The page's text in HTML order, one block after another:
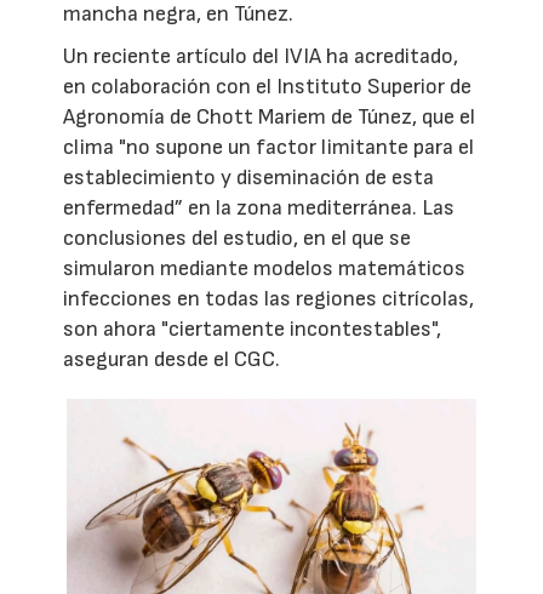
mancha negra, en Túnez.
Un reciente artículo del IVIA ha acreditado,
en colaboración con el Instituto Superior de
Agronomía de Chott Mariem de Túnez, que el
clima "no supone un factor limitante para el
establecimiento y diseminación de esta
enfermedad” en la zona mediterránea. Las
conclusiones del estudio, en el que se
simularon mediante modelos matemáticos
infecciones en todas las regiones citrícolas,
son ahora "ciertamente incontestables",
aseguran desde el CGC.